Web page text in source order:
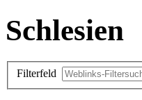
Schlesien
Filterfeld